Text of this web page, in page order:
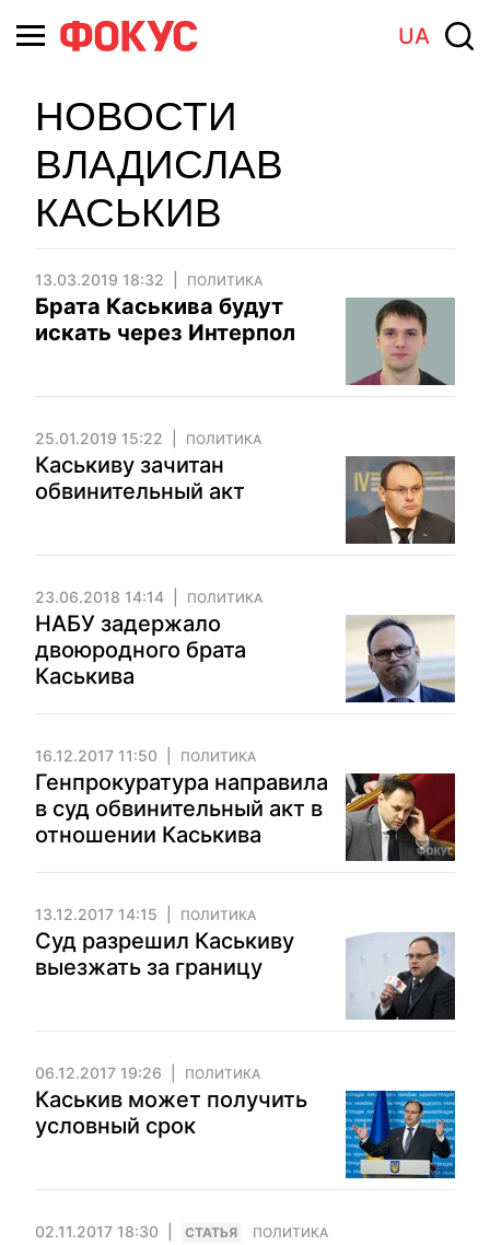
UA
НОВОСТИ
ВЛАДИСЛАВ
КАСЬКИВ
13.03.2019 18:32 ПОЛИТИКА
Брата Каськива будут
искать через Интерпол
25.01.2019 15:22 ПОЛИТИКА
Каськиву зачитан
обвинительный акт
23.06.2018 14:14 ПОЛИТИКА
НАБУ задержало
двоюродного брата
Каськива
16.12.2017 11:50 ПОЛИТИКА
Генпрокуратура направила
в суд обвинительный акт в
отношении Каськива
13.12.2017 14:15 ПОЛИТИКА
Суд разрешил Каськиву
выезжать за границу
06.12.2017 19:26 ПОЛИТИКА
Каськив может получить
условный срок
02.11.2017 18:30 CТАТЬЯ ПОЛИТИКА